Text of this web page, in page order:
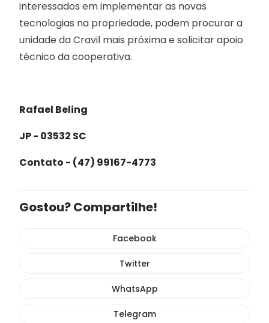
interessados em implementar as novas
tecnologias na propriedade, podem procurar a
unidade da Cravil mais próxima e solicitar apoio
técnico da cooperativa.
Rafael Beling
JP - 03532 SC
Contato - (47) 99167-4773
Gostou? Compartilhe!
Facebook
Twitter
WhatsApp
Telegram